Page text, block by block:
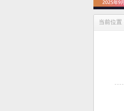
当前位置